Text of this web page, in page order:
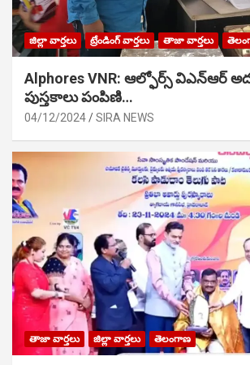
జిల్లా వార్తలు ట్రేండింగ్ వార్తలు తాజా వార్తలు
Alphores VNR: ఆల్ఫోర్స్ విఎన్ఆర్
పుస్తకాలు పంపిణి…
04/12/2024 SIRA NEWS
తాజా వార్తలు జిల్లా వార్తలు తెలంగాణ